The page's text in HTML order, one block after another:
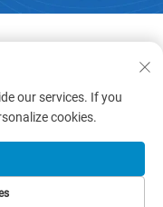
Plastic Co., Ltd. -
our services. If you
cookies.